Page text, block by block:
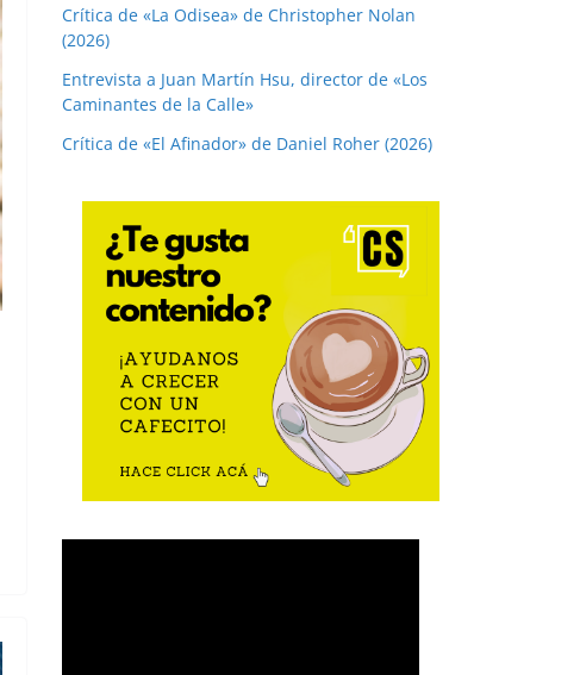
Crítica de «La Odisea» de Christopher Nolan
(2026)
Entrevista a Juan Martín Hsu, director de «Los
Caminantes de la Calle»
Crítica de «El Afinador» de Daniel Roher (2026)